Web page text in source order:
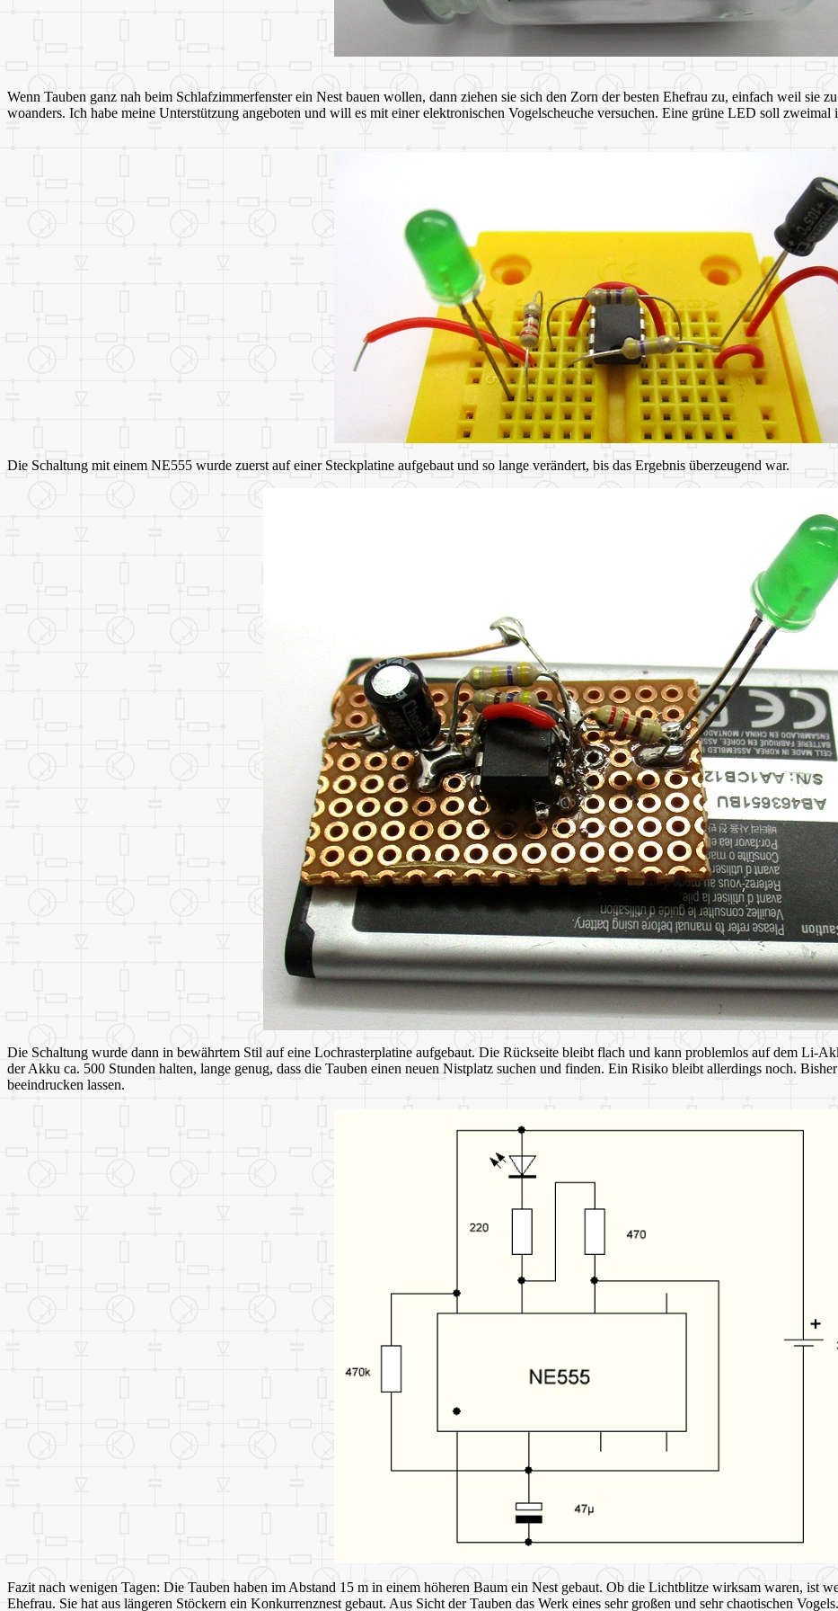
Wenn Tauben ganz nah beim Schlafzimmerfenster ein Nest bauen wollen, dann ziehen sie sich den Zorn der besten Ehefrau zu, einfach weil sie
woanders. Ich habe meine Unterstützung angeboten und will es mit einer elektronischen Vogelscheuche versuchen. Eine grüne LED soll
Die Schaltung mit einem NE555 wurde zuerst auf einer Steckplatine aufgebaut und so lange verändert, bis das Ergebnis überzeugend war.
Die Schaltung wurde dann in bewährtem Stil auf eine Lochrasterplatine aufgebaut. Die Rückseite bleibt flach und kann problemlos auf dem Li-
der Akku ca. 500 Stunden halten, lange genug, dass die Tauben einen neuen Nistplatz suchen und finden. Ein Risiko bleibt allerdings noch.
beeindrucken lassen.
Fazit nach wenigen Tagen: Die Tauben haben im Abstand 15 m in einem höheren Baum ein Nest gebaut. Ob die Lichtblitze wirksam waren, ist
Ehefrau. Sie hat aus längeren Stöckern ein Konkurrenznest gebaut. Aus Sicht der Tauben das Werk eines sehr großen und sehr chaotischen Vogels.